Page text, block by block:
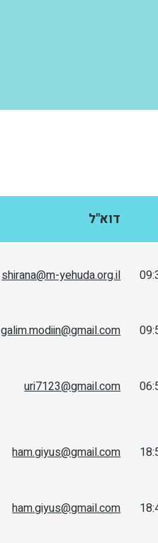
דוא"ל
shirana@m-yehuda.org.il
galim.modiin@gmail.com
uri7123@gmail.com
ham.giyus@gmail.com
ham.giyus@gmail.com